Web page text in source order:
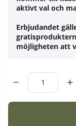
aktivt val och
Erbjudandet
möjligheten att